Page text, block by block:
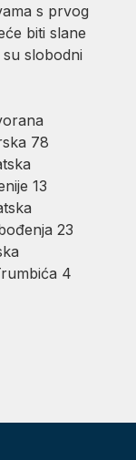
s prvog
biti slane
slobodni
78
13
23
4